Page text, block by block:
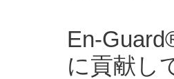
En-
に貢献し